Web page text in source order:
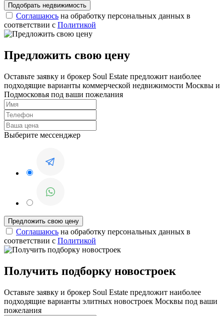
Соглашаюсь на обработку персональных данных в
соответствии с Политикой
Предложить свою цену
Оставьте заявку и брокер Soul Estate предложит наиболее
подходящие варианты коммерческой недвижимости Москвы и
Подмосковья под ваши пожелания
Выберите мессенджер
Соглашаюсь на обработку персональных данных в
соответствии с Политикой
Получить подборку новостроек
Оставьте заявку и брокер Soul Estate предложит наиболее
подходящие варианты элитных новостроек Москвы под ваши
пожелания